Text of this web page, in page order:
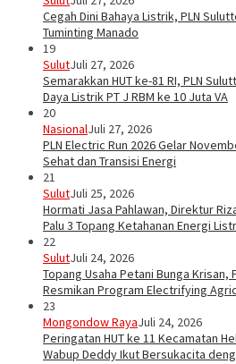
Cegah Dini Bahaya Listrik, PLN
Tuminting Manado
19
SulutJuli 27, 2026
Semarakkan HUT ke-81 RI, PLN
Daya Listrik PT J RBM ke 10 Juta VA
20
NasionalJuli 27, 2026
PLN Electric Run 2026 Gelar
Sehat dan Transisi Energi
21
SulutJuli 25, 2026
Hormati Jasa Pahlawan, Direktur
Palu 3 Topang Ketahanan Energi
22
SulutJuli 24, 2026
Topang Usaha Petani Bunga Krisan,
Resmikan Program Electrifying
23
Mongondow RayaJuli 24, 2026
Peringatan HUT ke 11 Kecamatan
Wabup Deddy Ikut Bersukacita